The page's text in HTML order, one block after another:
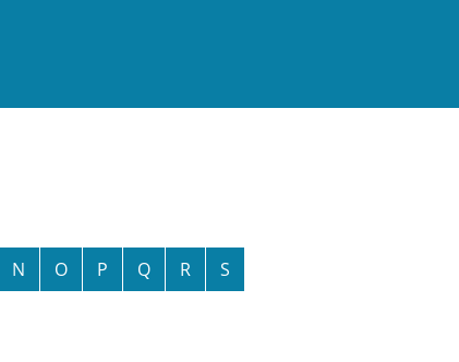
N O P Q R
S